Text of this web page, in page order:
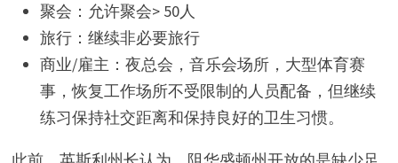
聚会：允许聚会> 50人
旅行：继续非必要旅行
商业/雇主：夜总会，音乐会场所，大型体育赛
事，恢复工作场所不受限制的人员配备，但继续
练习保持社交距离和保持良好的卫生习惯。